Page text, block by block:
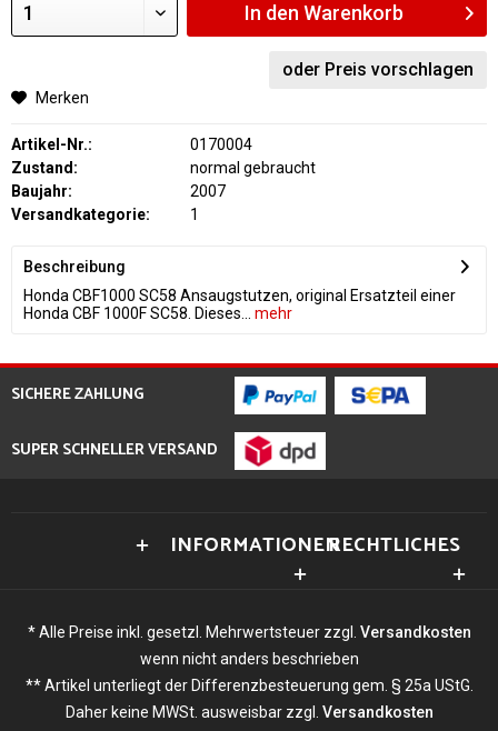
In den Warenkorb
oder Preis vorschlagen
Merken
Artikel-Nr.:
0170004
Zustand:
normal gebraucht
Baujahr:
2007
Versandkategorie:
1
Beschreibung
Honda CBF1000 SC58 Ansaugstutzen, original Ersatzteil einer
Honda CBF 1000F SC58. Dieses...
mehr
SICHERE ZAHLUNG
SUPER SCHNELLER VERSAND
INFORMATIONENRECHTLICHES
* Alle Preise inkl. gesetzl. Mehrwertsteuer zzgl. Versandkosten
wenn nicht anders beschrieben
** Artikel unterliegt der Differenzbesteuerung gem. § 25a UStG.
Daher keine MWSt. ausweisbar zzgl. Versandkosten